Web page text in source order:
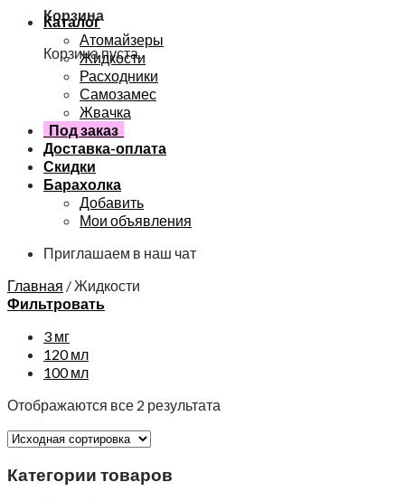
Корзина
Корзина пуста.
Каталог
Атомайзеры
Жидкости
Расходники
Самозамес
Жвачка
Под заказ
Доставка-оплата
Скидки
Барахолка
Добавить
Мои объявления
Приглашаем в наш чат
Главная /Жидкости
Фильтровать
3 мг
120 мл
100 мл
Отображаются все 2 результата
Категории товаров